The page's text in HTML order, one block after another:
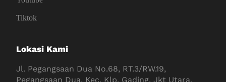
Tiktok
Lokasi Kami
Jl. Pegangsaan Dua No.68, RT.3/RW.19,
Pegangsaan Dua, Kec. Klp. Gading, Jkt Utara,